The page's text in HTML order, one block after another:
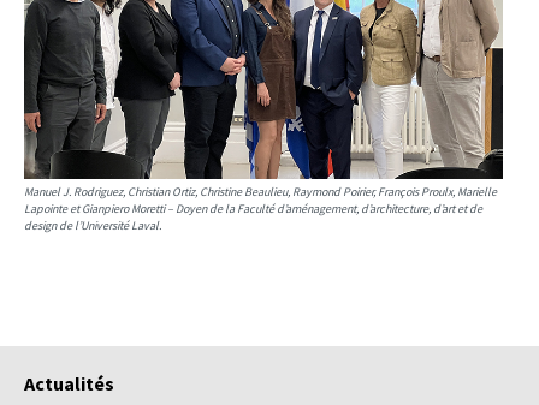
Manuel J. Rodriguez, Christian Ortiz, Christine Beaulieu, Raymond Poirier, François Proulx, Marielle
Lapointe et Gianpiero Moretti – Doyen de la Faculté d’aménagement, d’architecture, d’art et de
design de l’Université Laval.
Actualités